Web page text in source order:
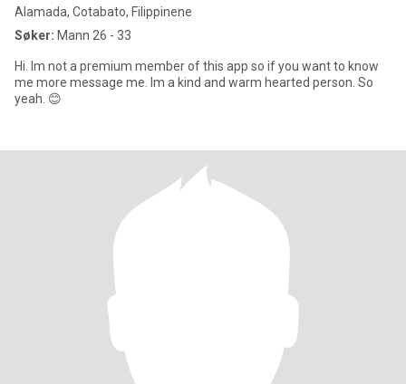
Alamada, Cotabato, Filippinene
Søker: Mann 26 - 33
Hi. Im not a premium member of this app so if you want to know
me more message me. Im a kind and warm hearted person. So
yeah. 😊